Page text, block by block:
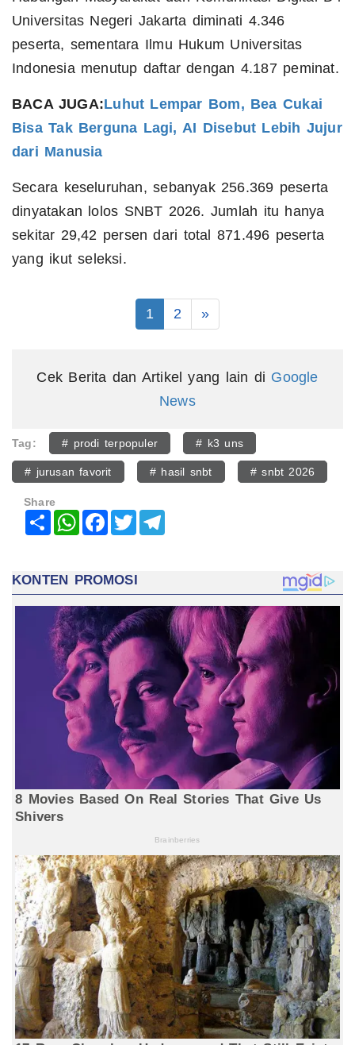
Universitas Negeri Jakarta diminati 4.346
peserta, sementara Ilmu Hukum Universitas
Indonesia menutup daftar dengan 4.187 peminat.
BACA JUGA:Luhut Lempar Bom, Bea Cukai
Bisa Tak Berguna Lagi, AI Disebut Lebih Jujur
dari Manusia
Secara keseluruhan, sebanyak 256.369 peserta
dinyatakan lolos SNBT 2026. Jumlah itu hanya
sekitar 29,42 persen dari total 871.496 peserta
yang ikut seleksi.
1 2 »
Cek Berita dan Artikel yang lain di Google
News
Tag: # prodi terpopuler # k3 uns
# jurusan favorit # hasil snbt # snbt 2026
Share
Share WhatsAppFacebook
Twitter